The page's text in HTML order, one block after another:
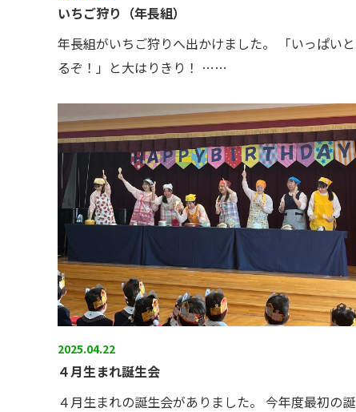
いちご狩り（年長組）
年長組がいちご狩りへ出かけました。 「いっぱいと
るぞ！」と大はりきり！ ……
2025.04.22
４月生まれ誕生会
４月生まれの誕生会がありました。 今年度最初の誕